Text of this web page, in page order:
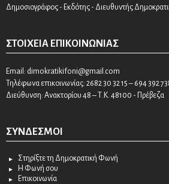
Δημοσιογράφος - Εκδότης - Διευθυντής
ΣΤΟΙΧΕΊΑ ΕΠΙΚΟΙΝΩΝΊΑΣ
Email: dimokratikifoni@gmail.com
Τηλέφωνα επικοινωνίας: 2682 30 32 15 – 694 392
Διεύθυνση: Ανακτορίου 48 – Τ.Κ. 48100 - Πρέβεζα
ΣΎΝΔΕΣΜΟΙ
Στηρίξτε τη Δημοκρατική Φωνή
Η Φωνή σου
Επικοινωνία